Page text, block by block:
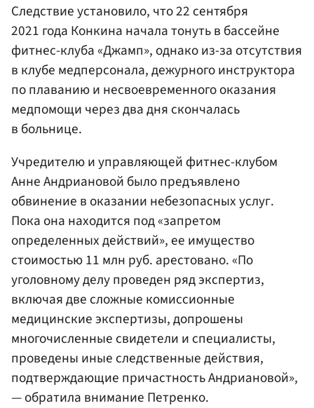
Следствие установило, что 22 сентября
2021 года Конкина начала тонуть в бассейне
фитнес-клуба «Джамп», однако из-за отсутствия
в клубе медперсонала, дежурного инструктора
по плаванию и несвоевременного оказания
медпомощи через два дня скончалась
в больнице.
Учредителю и управляющей фитнес-клубом
Анне Андриановой было предъявлено
обвинение в оказании небезопасных услуг.
Пока она находится под «запретом
определенных действий», ее имущество
стоимостью 11 млн руб. арестовано. «По
уголовному делу проведен ряд экспертиз,
включая две сложные комиссионные
медицинские экспертизы, допрошены
многочисленные свидетели и специалисты,
проведены иные следственные действия,
подтверждающие причастность Андриановой»,
— обратила внимание Петренко.